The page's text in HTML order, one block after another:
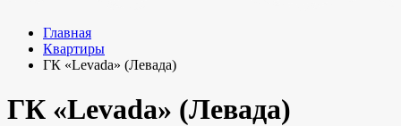
Главная
Квартиры
ГК «Levada» (Левада)
ГК «Levada» (Левада)